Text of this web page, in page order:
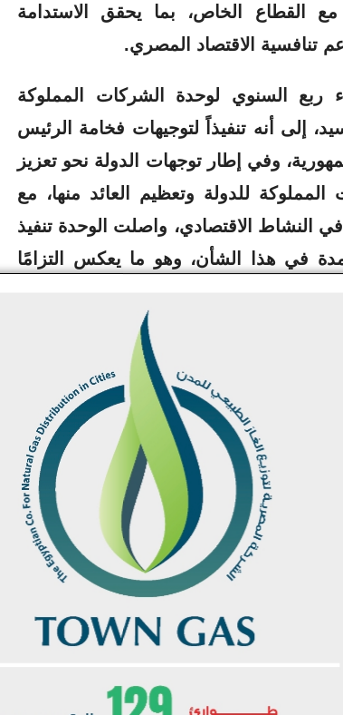
مع القطاع الخاص، بما يحقق الاستدامة
تنافسية الاقتصاد المصري.
ربع السنوي لوحدة الشركات المملوكة
إلى أنه تنفيذاً لتوجيهات فخامة الرئيس
وفي إطار توجهات الدولة نحو تعزيز
للدولة وتعظيم العائد منها، مع
النشاط الاقتصادي، واصلت الوحدة تنفيذ
في هذا الشأن، وهو ما يعكس التزامًا
برنامج الإصلاحات الهيكلية، وتعزيز
الرئيسية للنمو الاقتصادي، موضحاً
تقدم ملموس في عدد من الملفات ذات
جديدة بالبورصة المصرية، وهو ما حظي
المؤسسات الدولية، باعتبار ذلك خطوة
الشفافية والإفصاح، وتهيئة بيئة
بما يدعم استدامة النمو الاقتصادي
هاشم السيد إلى أنه تم اعتماد خطة عمل
للدولة، والتي بدأ العمل الفعلي بها
من أول يناير 2026، وتضمنت الخطة ثمانية محاور رئيسية متكاملة
التنفيذ والمتابعة، وتعزيز التكامل بين
هذه المحاور بناء قاعدة بيانات موثوقة